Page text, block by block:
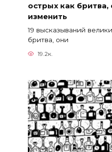
острых как
изменить
19 высказываний
бритва, они
19.2к.